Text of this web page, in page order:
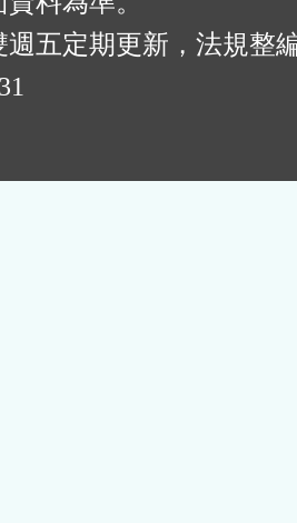
週五定期更新，法規整